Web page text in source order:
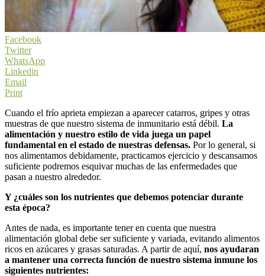
Facebook
Twitter
WhatsApp
Linkedin
Email
Print
Cuando el frío aprieta empiezan a aparecer catarros, gripes y otras
muestras de que nuestro sistema de inmunitario está débil. La
alimentación y nuestro estilo de vida juega un papel
fundamental en el estado de nuestras defensas. Por lo general, si
nos alimentamos debidamente, practicamos ejercicio y descansamos
suficiente podremos esquivar muchas de las enfermedades que
pasan a nuestro alrededor.
Y ¿cuáles son los nutrientes que debemos potenciar durante
esta época?
Antes de nada, es importante tener en cuenta que nuestra
alimentación global debe ser suficiente y variada, evitando alimentos
ricos en azúcares y grasas saturadas. A partir de aquí, nos ayudaran
a mantener una correcta función de nuestro sistema inmune los
siguientes nutrientes: